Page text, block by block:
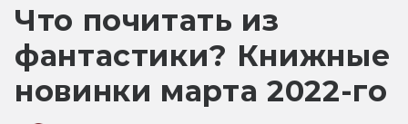
Что почитать из
фантастики? Книжные
новинки марта 2022-го